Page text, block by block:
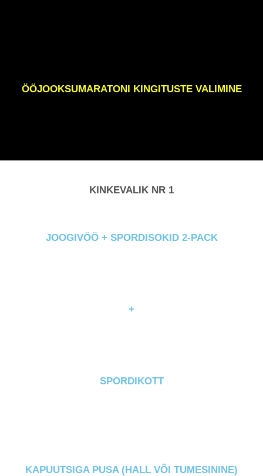
ÖÖJOOKSUMARATONI KINGITUSTE VALIMINE
KINKEVALIK NR 1
JOOGIVÖÖ + SPORDISOKID 2-PACK
+
SPORDIKOTT
KAPUUTSIGA PUSA (HALL VÕI TUMESININE)